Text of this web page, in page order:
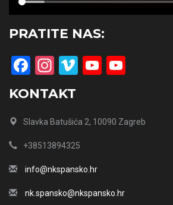
PRATITE NAS:
Facebook
Instagram
VimeoYouTube
KONTAKT
Slavka Batušića 2, 10090 Zagreb
+38513894325
info@nkspansko.hr
nk.spansko@nkspansko.hr